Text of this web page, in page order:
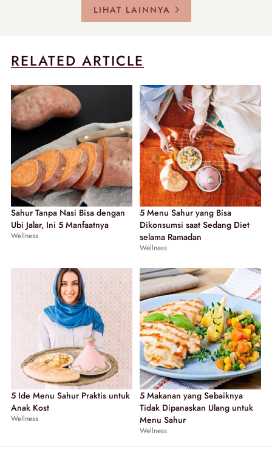
LIHAT LAINNYA
RELATED ARTICLE
Sahur Tanpa Nasi Bisa dengan
Ubi Jalar, Ini 5 Manfaatnya
Wellness
5 Menu Sahur yang Bisa
Dikonsumsi saat Sedang Diet
selama Ramadan
Wellness
5 Ide Menu Sahur Praktis untuk
Anak Kost
Wellness
5 Makanan yang Sebaiknya
Tidak Dipanaskan Ulang untuk
Menu Sahur
Wellness